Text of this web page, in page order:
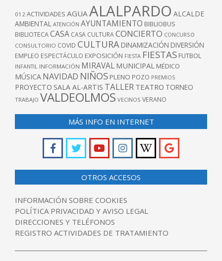
012 ACTIVIDADES AGUA ALALPARDO ALCALDE
AMBIENTAL ATENCIÓN AYUNTAMIENTO BIBLIOBUS
BIBLIOTECACASA CASA CULTURACONCIERTO CONCURSO
CONSULTORIO COVID CULTURA DINAMIZACIÓN DIVERSIÓN
EMPLEO ESPECTÁCULO EXPOSICIÓN FIESTA FIESTAS FUTBOL
INFANTIL INFORMACIÓN MIRAVAL MUNICIPAL MÉDICO
MÚSICA NAVIDAD NIÑOS PLENO POZO PREMIOS
PROYECTO SALA AL-ARTIS TALLER TEATRO TORNEO
TRABAJO VALDEOLMOS VECINOS VERANO
MÁS INFO EN INTERNET
OTROS ACCESOS
INFORMACIÓN SOBRE COOKIES
POLÍTICA PRIVACIDAD Y AVISO LEGAL
DIRECCIONES Y TELÉFONOS
REGISTRO ACTIVIDADES DE TRATAMIENTO